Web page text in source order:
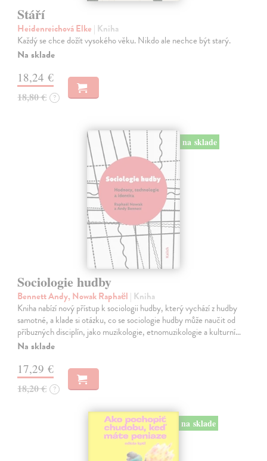
Stáří
Heidenreichová Elke | Kniha
Každý se chce dožít vysokého věku. Nikdo ale nechce být starý.
Na sklade
18,24 €
18,80 € ?
na sklade
Sociologie hudby
Bennett Andy, Nowak Raphaël | Kniha
Kniha nabízí nový přístup k sociologii hudby, který vychází z hudby
samotné, a klade si otázku, co se sociologie hudby může naučit od
příbuzných disciplín, jako muzikologie, etnomuzikologie a kulturní…
Na sklade
17,29 €
18,20 € ?
na sklade